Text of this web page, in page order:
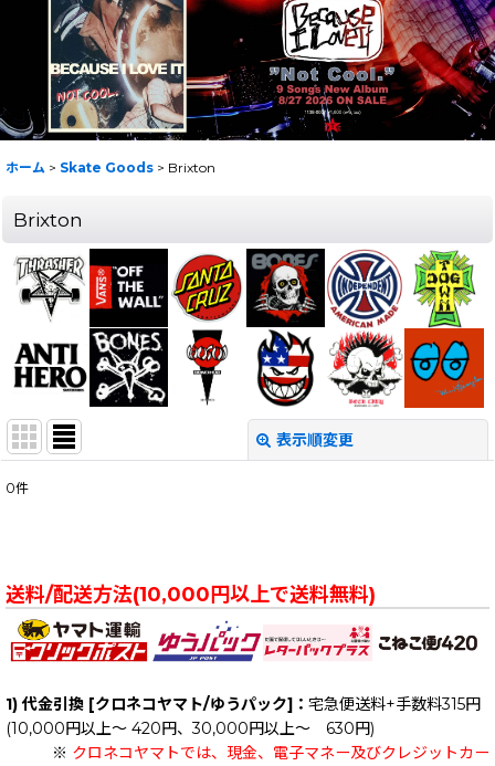
ホーム > Skate Goods > Brixton
Brixton
表示順変更
並び順:
絞り込む
0件
送料/配送方法(10,000円以上で送料無料)
1) 代金引換 [クロネコヤマト/ゆうパック]： 宅急便送料+手数料315円
(10,000円以上～ 420円、30,000円以上～ 630円)
※ クロネコヤマトでは、現金、電子マネー及びクレジットカー